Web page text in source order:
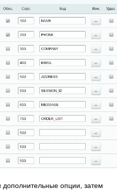
опции, затем